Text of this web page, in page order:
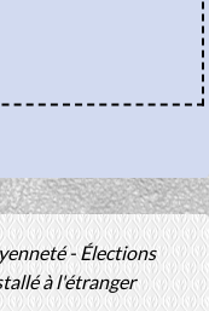
- Élections
à l'étranger